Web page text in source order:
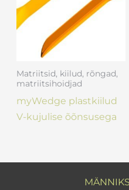
Matriitsid, kiilud, rõngad,
matriitsihoidjad
myWedge plastkiilud
V-kujulise õõnsusega